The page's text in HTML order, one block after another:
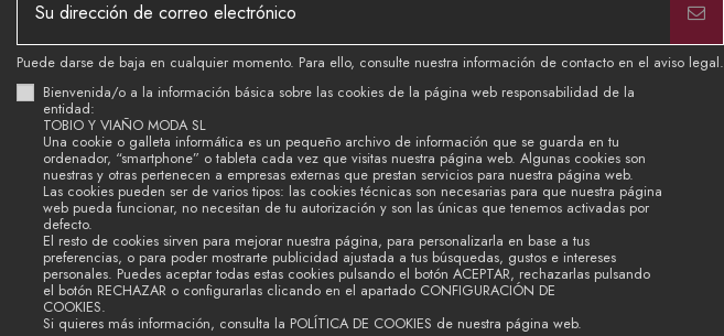
Puede darse de baja en cualquier momento. Para ello, consulte nuestra información de contacto en el aviso legal.
Bienvenida/o a la información básica sobre las cookies de la página web responsabilidad de la
entidad:
TOBIO Y VIAÑO MODA SL
Una cookie o galleta informática es un pequeño archivo de información que se guarda en tu
ordenador, “smartphone” o tableta cada vez que visitas nuestra página web. Algunas cookies son
nuestras y otras pertenecen a empresas externas que prestan servicios para nuestra página web.
Las cookies pueden ser de varios tipos: las cookies técnicas son necesarias para que nuestra página
web pueda funcionar, no necesitan de tu autorización y son las únicas que tenemos activadas por
defecto.
El resto de cookies sirven para mejorar nuestra página, para personalizarla en base a tus
preferencias, o para poder mostrarte publicidad ajustada a tus búsquedas, gustos e intereses
personales. Puedes aceptar todas estas cookies pulsando el botón ACEPTAR, rechazarlas pulsando
el botón RECHAZAR o configurarlas clicando en el apartado CONFIGURACIÓN DE
COOKIES.
Si quieres más información, consulta la POLÍTICA DE COOKIES de nuestra página web.